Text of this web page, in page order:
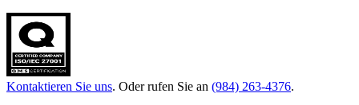
Kontaktieren Sie uns. Oder rufen Sie an (984) 263-4376.